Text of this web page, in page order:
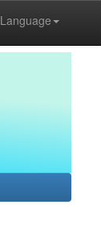
Language